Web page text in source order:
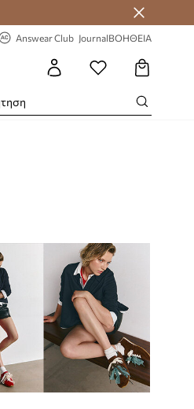
Answear Club JournalΒΟΗΘΕΙΑ